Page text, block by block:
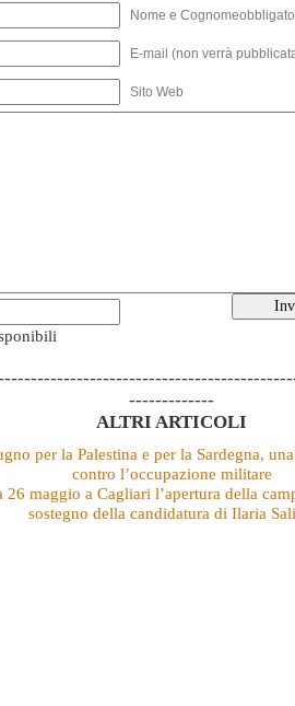
Nome e
E-mail (non verrà
Sito Web
-------------
ALTRI ARTICOLI
per la Palestina e per la Sardegna,
contro l’occupazione militare
26 maggio a Cagliari l’apertura della
sostegno della candidatura di Ilaria